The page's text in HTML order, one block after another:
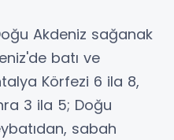
Akdeniz sağanak
batı ve
Körfezi 6 ila 8,
3 ila 5; Doğu
sabah